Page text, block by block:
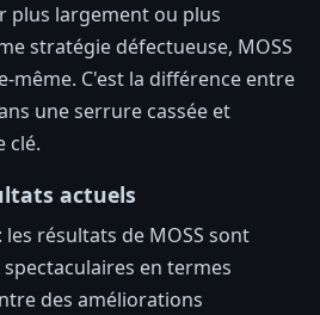
plus largement ou plus
stratégie défectueuse, MOSS
même. C'est la différence entre
une serrure cassée et
clé.
actuels
résultats de MOSS sont
en termes
des améliorations